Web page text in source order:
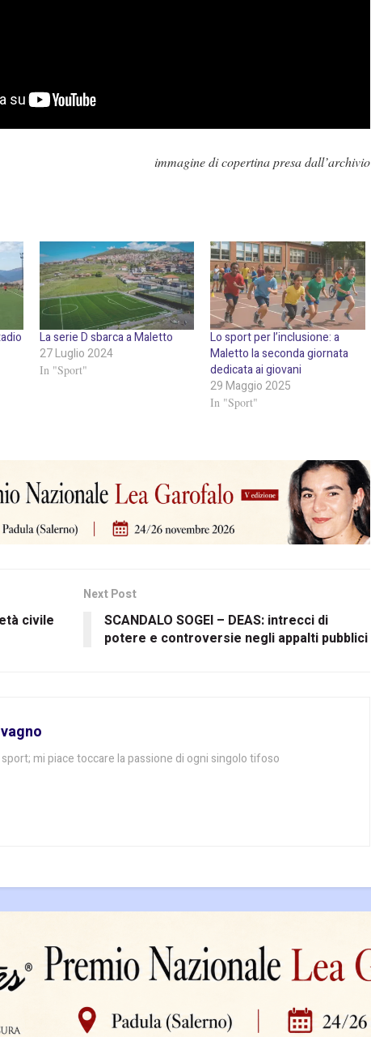
immagine di copertina presa dall’archivio
La serie D sbarca a Maletto
27 Luglio 2024
In "Sport"
Lo sport per l’inclusione: a
Maletto la seconda giornata
dedicata ai giovani
29 Maggio 2025
In "Sport"
civile
Next Post
SCANDALO SOGEI – DEAS: intrecci di
potere e controversie negli appalti pubblici
mi piace toccare la passione di ogni singolo tifoso